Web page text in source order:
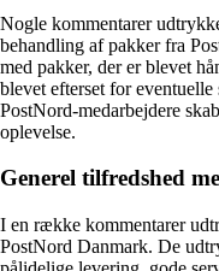
Nogle kommentarer
behandling af pakker fra
med pakker, der er blevet
blevet efterset for
PostNord-medarbejdere
oplevelse.
Generel tilfredshed
I en række kommentarer
PostNord Danmark. De